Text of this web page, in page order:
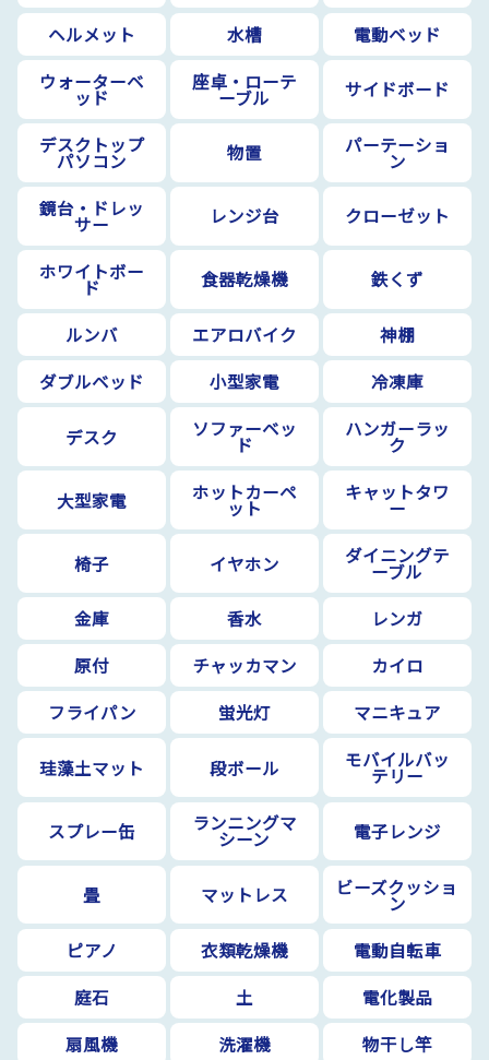
ヘルメット
水槽
電動ベッド
ウォーターベ
ッド
座卓・ローテ
ーブル サイドボード
デスクトップ
パソコン 物置 パーテーショ
ン
鏡台・ドレッ
サー レンジ台 クローゼット
ホワイトボー
ド 食器乾燥機 鉄くず
ルンバ エアロバイク
神棚
ダブルベッド
小型家電 冷凍庫
デスク ソファーベッ
ド
ハンガーラッ
ク
大型家電 ホットカーペ
ット
キャットタワ
ー
椅子 イヤホン ダイニングテ
ーブル
金庫
香水
レンガ
原付
チャッカマン
カイロ
フライパン
蛍光灯 マニキュア
珪藻土マット 段ボール モバイルバッ
テリー
スプレー缶 ランニングマ
シーン 電子レンジ
畳 マットレス ビーズクッショ
ン
ピアノ
衣類乾燥機
電動自転車
庭石
土
電化製品
扇風機
洗濯機
物干し竿